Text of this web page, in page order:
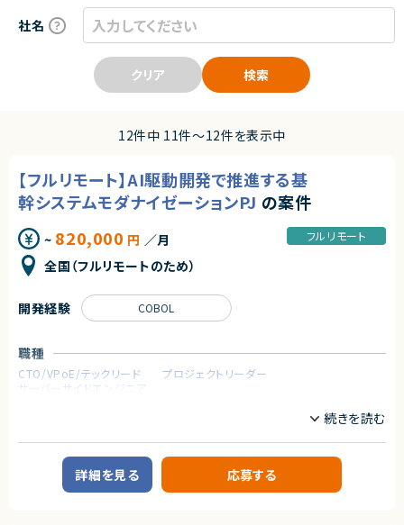
社名
クリア 検索
12件中 11件〜12件を表示中
【フルリモート】AI駆動開発で推進する基
幹システムモダナイゼーションPJ の案件
~ 820,000 円 ／月
全国（フルリモートのため）
フルリモート
職種
CTO/VPoE/テックリード
プロジェクトリーダー
サーバーサイドエンジニア
■案件概要
生産管理システムのモダナイゼーションプロジェクトにおいて、既存COBOL
資産の解析から新システムへの移行までを担当いただきます。
開発においては生成AI・AI開発支援ツールを積極活用し、生産性向上と品質
向上を実現することを目的としています。
開発経験 COBOL
詳細を見る 応募する